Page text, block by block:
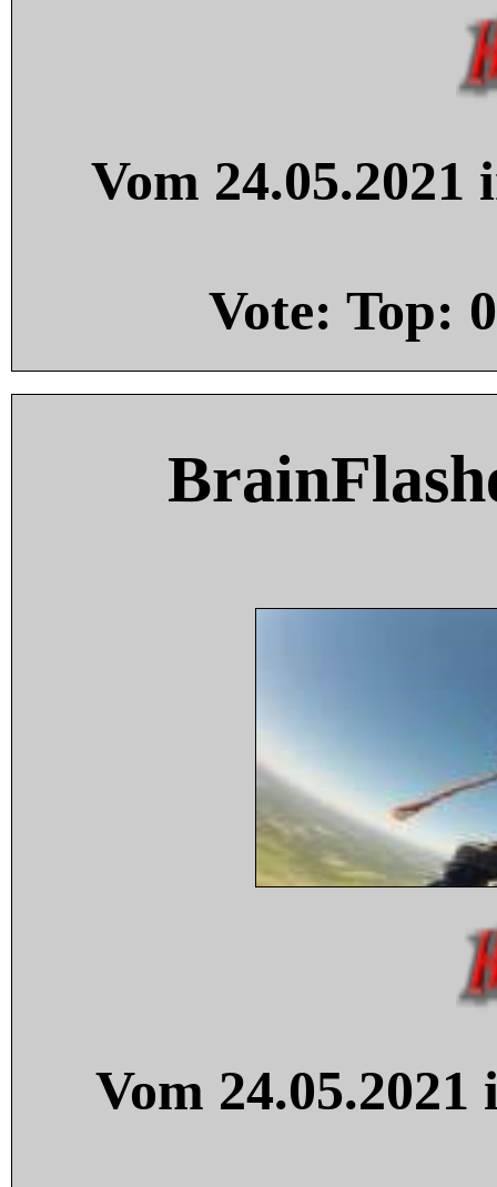
Vom
Vote: Top: 0
Vom